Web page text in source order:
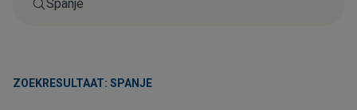
ZOEKRESULTAAT: SPANJE